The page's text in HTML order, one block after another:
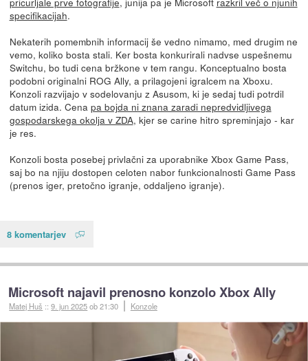
specifikacijah.
Nekaterih pomembnih informacij še vedno nimamo, med drugim ne
vemo, koliko bosta stali. Ker bosta konkurirali nadvse uspešnemu
Switchu, bo tudi cena bržkone v tem rangu. Konceptualno bosta
podobni originalni ROG Ally, a prilagojeni igralcem na Xboxu.
Konzoli razvijajo v sodelovanju z Asusom, ki je sedaj tudi potrdil
datum izida. Cena pa bojda ni znana zaradi nepredvidljivega
gospodarskega okolja v ZDA, kjer se carine hitro spreminjajo - kar
je res.
Konzoli bosta posebej privlačni za uporabnike Xbox Game Pass,
saj bo na njiju dostopen celoten nabor funkcionalnosti Game Pass
(prenos iger, pretočno igranje, oddaljeno igranje).
8 komentarjev
Microsoft najavil prenosno konzolo Xbox Ally
Matej Huš ::9. jun 2025ob 21:30 Konzole